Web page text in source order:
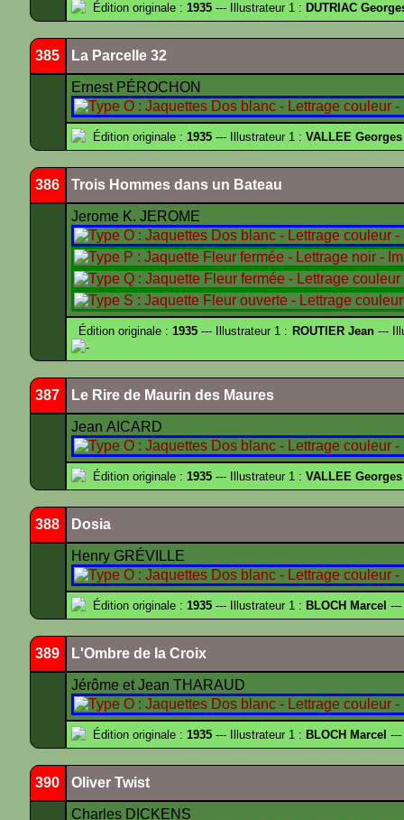
Édition originale : 1935 --- Illustrateur 1 : DUTRIAC
385 La Parcelle 32
Ernest PÉROCHON
Édition originale : 1935 --- Illustrateur 1 : VALLEE Georges
386 Trois Hommes dans un Bateau
Jerome K. JEROME
Édition originale :1935 --- Illustrateur 1 : ROUTIER Jean---
-
387 Le Rire de Maurin des Maures
Jean AICARD
Édition originale : 1935 --- Illustrateur 1 : VALLEE Georges
388 Dosia
Henry GRÉVILLE
Édition originale : 1935 --- Illustrateur 1 : BLOCH Marcel ---
389 L'Ombre de la Croix
Jérôme et Jean THARAUD
Édition originale : 1935 --- Illustrateur 1 : BLOCH Marcel ---
390 Oliver Twist
Charles DICKENS